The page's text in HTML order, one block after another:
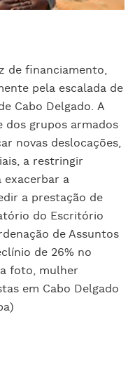
de financiamento,
pela escalada de
Cabo Delgado. A
dos grupos armados
novas deslocações,
a restringir
exacerbar a
a prestação de
do Escritório
de Assuntos
de 26% no
foto, mulher
em Cabo Delgado